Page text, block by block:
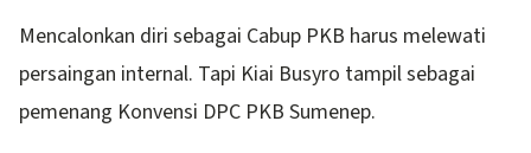
Mencalonkan diri sebagai Cabup PKB harus melewati
persaingan internal. Tapi Kiai Busyro tampil sebagai
pemenang Konvensi DPC PKB Sumenep.